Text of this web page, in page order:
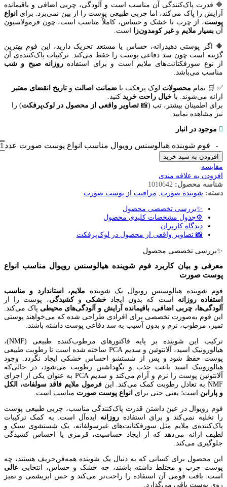
🔷 قدرت پاک‌کنندگی آن مناسب است و آلودگی، چربی اضافی و باقیمانده
آرایش را پاک می‌کند، اما چربی طبیعی پوست را از بین نمی‌برد. برای انواع
پوست، از چرب تا خشک و حساس، کاملاً مناسب است، چون فرمولاسیون
آن بسیار ملایم وغیر کومدون‌زا است.
🔶 اگر پوستی دهیدراته، حساس یا مستعد تحریک دارید، این فوم بهترین
گزینه است چون سد دفاعی پوست را حفظ می‌کند. ترکیبات پاک‌کننده‌ی آن
از نوع سورفکتانت‌های ملایم است و برای استفاده روزانه صبح و شب
مناسب می‌باشد.
✅
🛒 تمام محصولات لوک پرفکت با ضمانت اصالت و تاریخ انقضای معتبر
ارائه می‌شوند. با خیال راحت خرید کنید.
برای اطمینان بیشتر، تب (📸 تصاویر واقعی از محصول در لوک‌پرفکت) را
نیز مشاهده نمایید.
موجود در انبار
فوم شوینده هیالوسنس رویوال مناسب انواع پوست صورت عدد
افزودن به سبد خرید
مقایسه
افزودن به علاقه مندی
شناسه محصول: 1010642
دسته: شوینده صورت مراقبت از پوست صورت
✨بررسی تخصصی محصول
⚙️جدول مشخصات کلیدی محصول
دیدگاه کاربران
📸 تصاویر واقعی از محصول در لوک‌پرفکت
✨بررسی تخصصی محصول
معرفی و بیان کاربرد فوم شوینده هیالوسنس رویوال مناسب انواع
پوست صورت
فوم شوینده هیالوسنس رویوال یک شوینده ملایم، استاندارد و مناسب
استفاده روزانه است که بدون ایجادخشکی وکشیدگی، پوست را از
آلودگی‌ها، چربی اضافی، باقیمانده آرایش و آلودگی‌های محیطی پاک می‌کند.
این فوم به‌صورت تخصصی برای افرادی طراحی شده که می‌خواهند پوستی
تمیز، مرطوب، نرم و بدون آسیب به سد دفاعی پوست داشته باشند.
ترکیب این شوینده بر پایه فاکتورهای مرطوب‌کننده طبیعی (NMF)،
هیالورونیک اسید، آلانتوئین و سدیم PCA ساخته شده است تا رطوبت طبیعی
پوست حفظ شود و پس از شستشو احساس خشکی ایجاد نگردد. وجود
هیالورونیک اسید باعث جذب و نگهداشتن رطوبت می‌شود، در حالی‌که
آلانتوئین پوست را نرم و آرام می‌کند و سدیم PCA به عنوان یکی از اجزای
NMF به تعادل رطوبت کمک می‌کند. این
فرمول ملایم فاقد سولفات، الکل
و پارابن است؛ یعنی حتی برای انواع پوست صورت مناسب است.
فوم رویوال در عین داشتن قدرت پاک‌کنندگی مناسب، چربی طبیعی پوست
را تخلیه نمی‌کند و برای استفاده روزانه ایده‌آل است. به کمک ترکیبات
پاک‌کننده‌ی ملایم مثل سورفکتانت‌های غیرسولفاته، یک شستشوی سبک و
لطیف ارائه می‌دهد که از ایجاد حساسیت، قرمزی یا احساس کشیدگی
جلوگیری می‌کند.
این محصول برای کسانی که به دنبال یک شوینده همه‌فن‌حریف هستند، چه
پوست چرب و مختلط داشته باشند، چه خشک و حساس، انتخابی عالی
است. بافت فومی آن استفاده را راحت‌تر می‌کند و حس ابریشمی و تمیز
روی پوست باقی می‌گذارد.